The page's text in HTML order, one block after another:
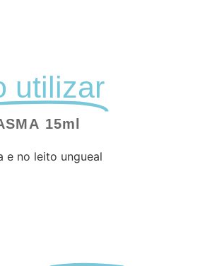
utilizar
15ml
e no leito ungueal